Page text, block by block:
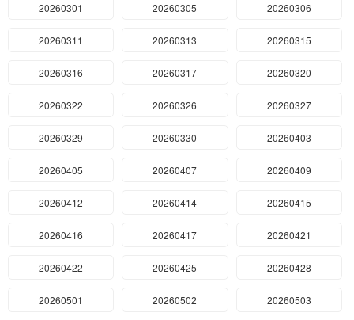
20260301 20260305 20260306
20260311 20260313 20260315
20260316 20260317 20260320
20260322 20260326 20260327
20260329 20260330 20260403
20260405 20260407 20260409
20260412 20260414 20260415
20260416 20260417 20260421
20260422 20260425 20260428
20260501 20260502 20260503